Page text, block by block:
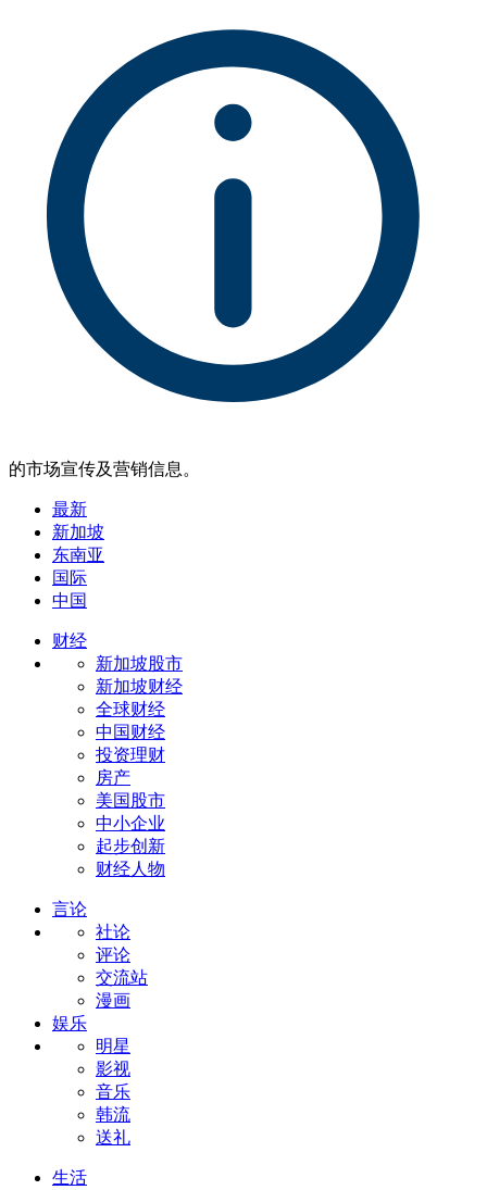
的市场宣传及营销信息。
最新
新加坡
东南亚
国际
中国
财经
新加坡股市
新加坡财经
全球财经
中国财经
投资理财
房产
美国股市
中小企业
起步创新
财经人物
言论
社论
评论
交流站
漫画
娱乐
明星
影视
音乐
韩流
送礼
生活